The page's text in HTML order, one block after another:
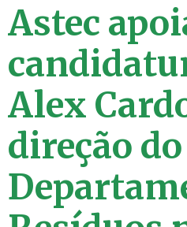
Astec
Alex
direção do